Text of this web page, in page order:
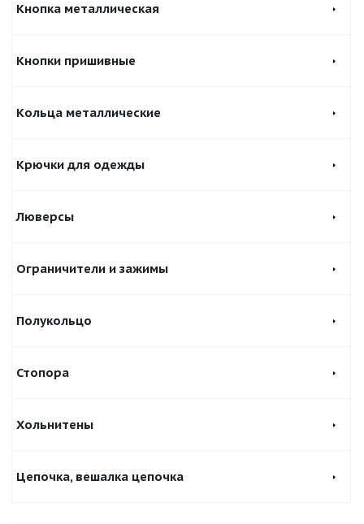
Кнопка металлическая
Кнопки пришивные
Кольца металлические
Крючки для одежды
Люверсы
Ограничители и зажимы
Полукольцо
Стопора
Хольнитены
Цепочка, вешалка цепочка